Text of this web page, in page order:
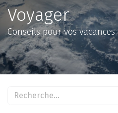
Voyager
Conseils pour vos vacances